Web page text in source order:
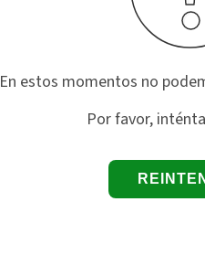
En estos momentos no
Por favor,